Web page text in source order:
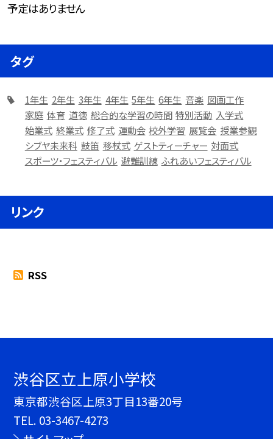
予定はありません
タグ
1年生 2年生 3年生 4年生 5年生 6年生 音楽 図画工作
家庭 体育 道徳 総合的な学習の時間 特別活動 入学式
始業式 終業式 修了式 運動会 校外学習 展覧会 授業参観
シブヤ未来科 鼓笛 移杖式 ゲストティーチャー 対面式
スポーツ・フェスティバル 避難訓練 ふれあいフェスティバル
リンク
RSS
渋谷区立上原小学校
東京都渋谷区上原3丁目13番20号
TEL. 03-3467-4273